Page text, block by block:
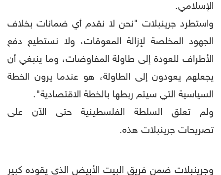
الإسلامي.
واستطرد جرينبلات "نحن لا نقدم أي ضمانات بخلاف
الجهود المخلصة لإزالة المعوقات، ولا نستطيع دفع
الأطراف للعودة إلى طاولة المفاوضات، وما ينبغي أن
يجعلهم يعودون إلى الطاولة، هو عندما يرون الخطة
السياسية التي سيتم ربطها بالخطة الاقتصادية".
ولم تعلق السلطة الفلسطينية حتى الآن على
تصريحات جرينبلات هذه.
وجرينبلات ضمن فريق البيت الأبيض الذي يقوده كبير